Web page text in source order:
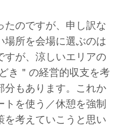
たのですが、申し訳な
所を会場に選ぶのは
すが、涼しいエリアの
き＂の経営的収支を考
分もあります。これか
トを使う／休憩を強制
を考えていこうと思い